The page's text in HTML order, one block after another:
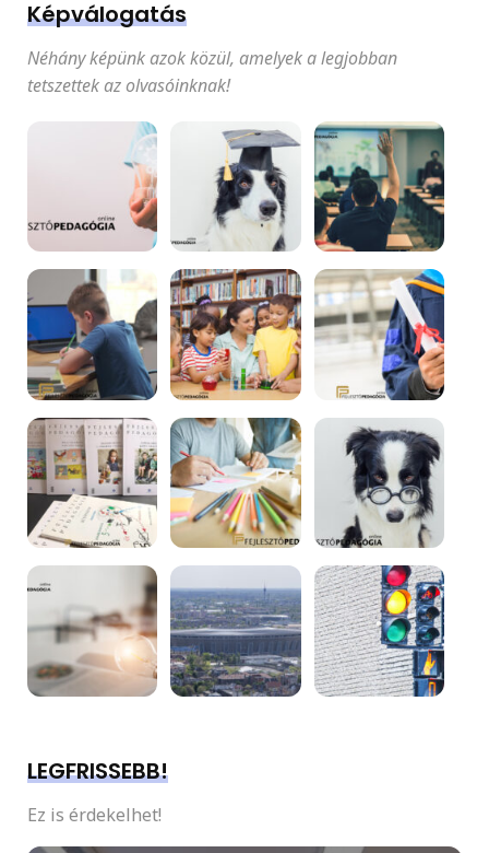
Képválogatás
Néhány képünk azok közül, amelyek a legjobban
tetszettek az olvasóinknak!
LEGFRISSEBB!
Ez is érdekelhet!